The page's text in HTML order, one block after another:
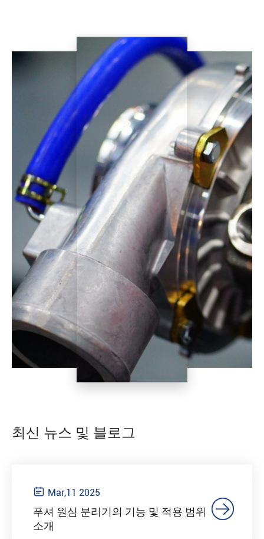
최신 뉴스 및 블로그
 Mar,11 2025
푸셔 원심 분리기의 기능 및 적용 범위
소개
